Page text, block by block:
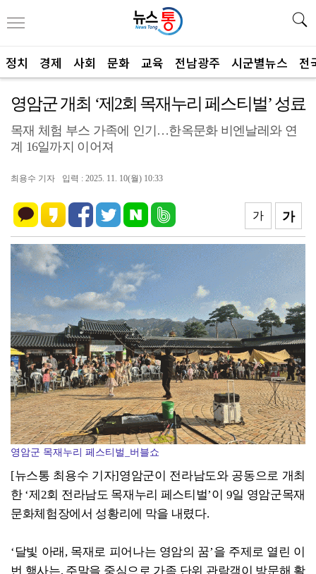
정치 경제 사회 문화 교육 전남광주 시군별뉴스 전
영암군 개최 ‘제2회 목재누리 페스티벌’ 성료
목재 체험 부스 가족에 인기…한옥문화 비엔날레와 연
계 16일까지 이어져
최용수 기자 입력 : 2025. 11. 10(월) 10:33
가
가
영암군 목재누리 페스티벌_버블쇼
[뉴스통 최용수 기자]영암군이 전라남도와 공동으로 개최
한 ‘제2회 전라남도 목재누리 페스티벌’이 9일 영암군목재
문화체험장에서 성황리에 막을 내렸다.
‘달빛 아래, 목재로 피어나는 영암의 꿈’을 주제로 열린 이
번 행사는, 주말을 중심으로 가족 단위 관람객이 방문해 활